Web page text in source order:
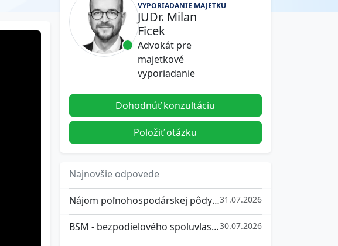
VYPORIADANIE MAJETKU
JUDr. Milan
Ficek
Advokát pre
majetkové
vyporiadanie
Dohodnúť konzultáciu
Položiť otázku
Najnovšie odpovede
Nájom poľnohospodárskej pôdy od roku 202631.07.2026
BSM - bezpodielového spoluvlastníctva manželov30.07.2026